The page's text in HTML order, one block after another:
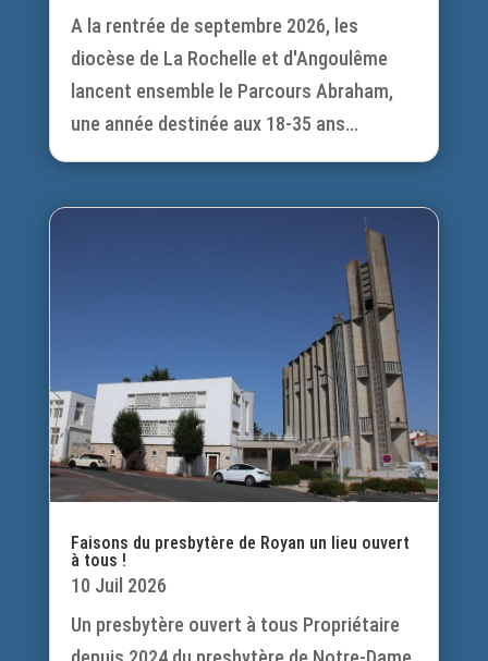
A la rentrée de septembre 2026, les
diocèse de La Rochelle et d'Angoulême
lancent ensemble le Parcours Abraham,
une année destinée aux 18-35 ans...
Faisons du presbytère de Royan un lieu ouvert
à tous !
10 Juil 2026
Un presbytère ouvert à tous Propriétaire